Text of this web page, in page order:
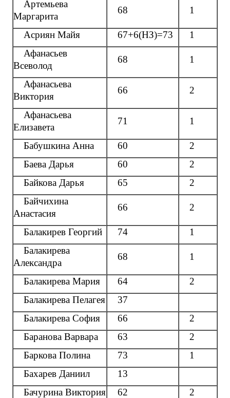
Артемьева
Маргарита
68 1
Асриян Майя 67+6(НЗ)=73
1
Афанасьев
Всеволод
68 1
Афанасьева
Виктория
66 2
Афанасьева
Елизавета
71 1
Бабушкина Анна 60
2
Баева Дарья
60
2
Байкова Дарья
65
2
Байчихина
Анастасия
66 2
Балакирев Георгий 74
1
Балакирева
Александра
68 1
Балакирева Мария 64
2
Балакирева Пелагея
37
Балакирева София
66
2
Баранова Варвара
63
2
Баркова Полина
73
1
Бахарев Даниил
13
Бачурина Виктория
62
2